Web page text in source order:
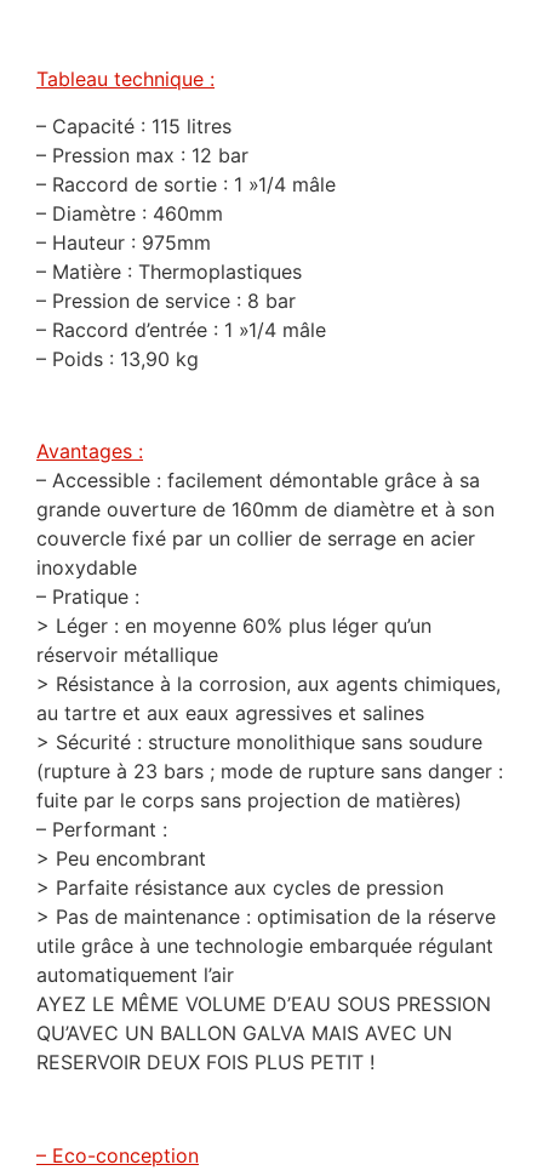
Tableau technique :
– Capacité : 115 litres
– Pression max : 12 bar
– Raccord de sortie : 1 »1/4 mâle
– Diamètre : 460mm
– Hauteur : 975mm
– Matière : Thermoplastiques
– Pression de service : 8 bar
– Raccord d’entrée : 1 »1/4 mâle
– Poids : 13,90 kg
Avantages :
– Accessible : facilement démontable grâce à sa
grande ouverture de 160mm de diamètre et à son
couvercle fixé par un collier de serrage en acier
inoxydable
– Pratique :
> Léger : en moyenne 60% plus léger qu’un
réservoir métallique
> Résistance à la corrosion, aux agents chimiques,
au tartre et aux eaux agressives et salines
> Sécurité : structure monolithique sans soudure
(rupture à 23 bars ; mode de rupture sans danger :
fuite par le corps sans projection de matières)
– Performant :
> Peu encombrant
> Parfaite résistance aux cycles de pression
> Pas de maintenance : optimisation de la réserve
utile grâce à une technologie embarquée régulant
automatiquement l’air
AYEZ LE MÊME VOLUME D’EAU SOUS PRESSION
QU’AVEC UN BALLON GALVA MAIS AVEC UN
RESERVOIR DEUX FOIS PLUS PETIT !
– Eco-conception